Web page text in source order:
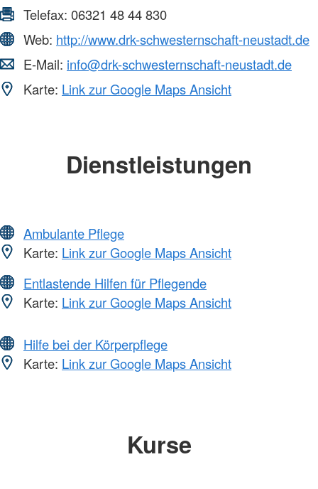
Telefax: 06321 48 44 830
Web: http://www.drk-schwesternschaft-neustadt.de
E-Mail: info@drk-schwesternschaft-neustadt.de
Karte: Link zur Google Maps Ansicht
Dienstleistungen
Ambulante Pflege
Karte: Link zur Google Maps Ansicht
Entlastende Hilfen für Pflegende
Karte: Link zur Google Maps Ansicht
Hilfe bei der Körperpflege
Karte: Link zur Google Maps Ansicht
Kurse